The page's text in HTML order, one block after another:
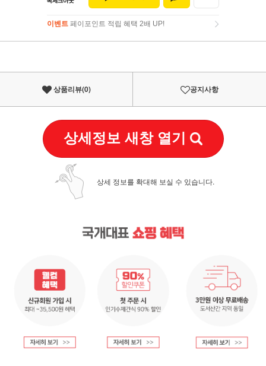
이벤트 페이포인트 적립 혜택 2배 UP!
이벤트페이포인트 적립 혜택 2배 UP!
상품리뷰(0) 공지사항
상세정보 새창 열기
상세 정보를 확대해 보실 수 있습니다.